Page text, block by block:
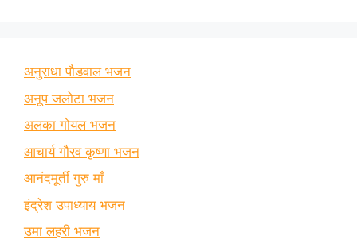
अनुराधा पौडवाल भजन
अनूप जलोटा भजन
अलका गोयल भजन
आचार्य गौरव कृष्णा भजन
आनंदमूर्ती गुरु माँ
इंद्रेश उपाध्याय भजन
उमा लहरी भजन